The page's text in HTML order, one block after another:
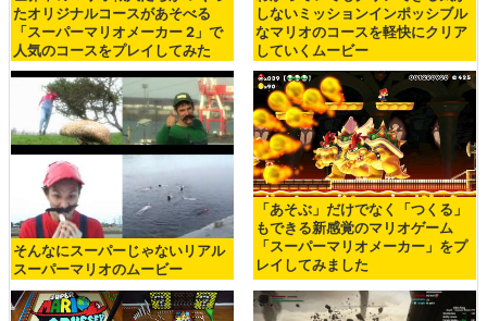
たオリジナルコースがあそべる
「スーパーマリオメーカー 2」で
人気のコースをプレイしてみた
しないミッションインポッシブル
なマリオのコースを軽快にクリア
していくムービー
そんなにスーパーじゃないリアル
スーパーマリオのムービー
「あそぶ」だけでなく「つくる」
もできる新感覚のマリオゲーム
「スーパーマリオメーカー」をプ
レイしてみました